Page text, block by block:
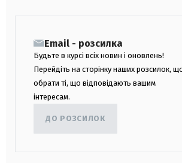
Email - розсилка
Будьте в курсі всіх новин і оновлень!
Перейдіть на сторінку наших розсилок,
обрати ті, що відповідають вашим
інтересам.
ДО РОЗСИЛОК